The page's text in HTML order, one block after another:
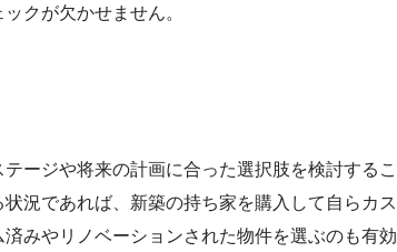
クが欠かせません。
ージや将来の計画に合った選択肢を検討するこ
況であれば、新築の持ち家を購入して自らカス
みやリノベーションされた物件を選ぶのも有効